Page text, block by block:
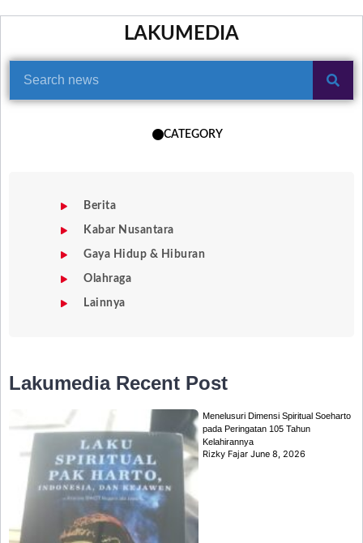
LAKUMEDIA
CATEGORY
Berita
Kabar Nusantara
Gaya Hidup & Hiburan
Olahraga
Lainnya
Lakumedia Recent Post
Menelusuri Dimensi Spiritual Soeharto
pada Peringatan 105 Tahun
Kelahirannya
Rizky FajarJune 8, 2026